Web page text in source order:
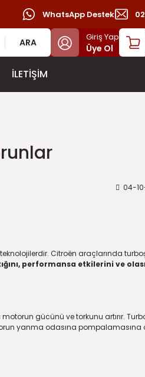
WhatsApp Destek
ARA Giriş Yap
Üye Ol
İLETİŞİM
04-
Citroën araçlarında
performansa etkilerini ve
gücünü ve torkunu artırır.
yanma odasına pompalamasına